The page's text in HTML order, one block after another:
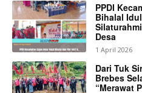
PPDI
Bihalal
Desa
1 April 2026
Dari Tuk
Brebes
“Merawat